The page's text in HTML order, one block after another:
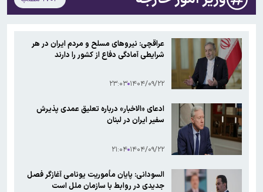
اسامی محرومان هفته اول لیگ برتر اعلام شد
ثبت‌نام مسکن استیجاری تهران از شهریورماه آغاز می‌شود
برآورد خسارت‌های جنگ انجام و به دولت اعلام شده است
عراقچی: نیروهای مسلح و مردم ایران در هر
شرایطی آمادگی دفاع از کشور را دارند
۱۴۰۴/۰۹/۲۲ ۲۳:۰۳
ادعای «الاخبار» درباره تعلیق عمدی پذیرش
سفیر ایران در لبنان
۱۴۰۴/۰۹/۲۲ ۲۱:۰۴
السودانی: پایان مأموریت یونامی آغازگر فصل
جدیدی در روابط با سازمان ملل است